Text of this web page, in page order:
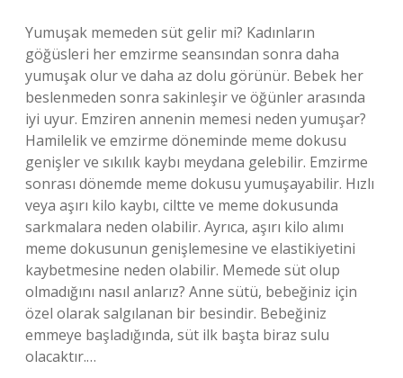
Yumuşak memeden süt gelir mi? Kadınların
göğüsleri her emzirme seansından sonra daha
yumuşak olur ve daha az dolu görünür. Bebek her
beslenmeden sonra sakinleşir ve öğünler arasında
iyi uyur. Emziren annenin memesi neden yumuşar?
Hamilelik ve emzirme döneminde meme dokusu
genişler ve sıkılık kaybı meydana gelebilir. Emzirme
sonrası dönemde meme dokusu yumuşayabilir. Hızlı
veya aşırı kilo kaybı, ciltte ve meme dokusunda
sarkmalara neden olabilir. Ayrıca, aşırı kilo alımı
meme dokusunun genişlemesine ve elastikiyetini
kaybetmesine neden olabilir. Memede süt olup
olmadığını nasıl anlarız? Anne sütü, bebeğiniz için
özel olarak salgılanan bir besindir. Bebeğiniz
emmeye başladığında, süt ilk başta biraz sulu
olacaktır.…